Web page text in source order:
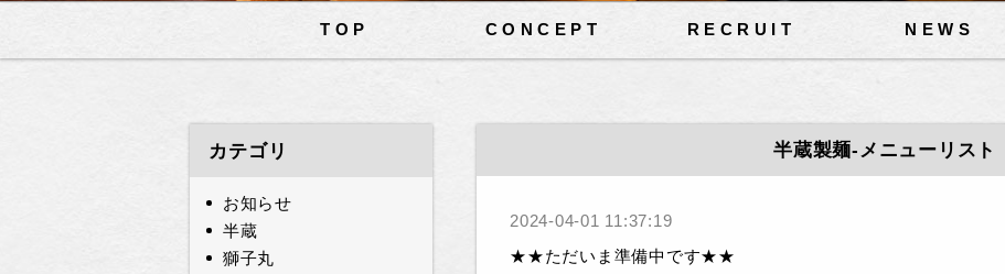
TOP CONCEPT RECRUIT NEWS
カテゴリ
お知らせ
半蔵
獅子丸
半蔵製麺-メニューリスト
2024-04-01 11:37:19
★★ただいま準備中です★★